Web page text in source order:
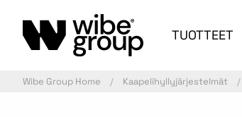
TUOTTEET
Wibe Group Home Kaapelihyllyjärjestelmät